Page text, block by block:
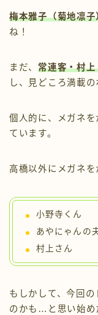
梅本雅子（菊地凛子
ね！
まだ、常連客・村
し、見どころ満載の
個人的に、メガネ
ています。
高橋以外にメガネを
小野寺くん
あやにゃんの
村上さん
もしかして、今回
のかも…と思い始